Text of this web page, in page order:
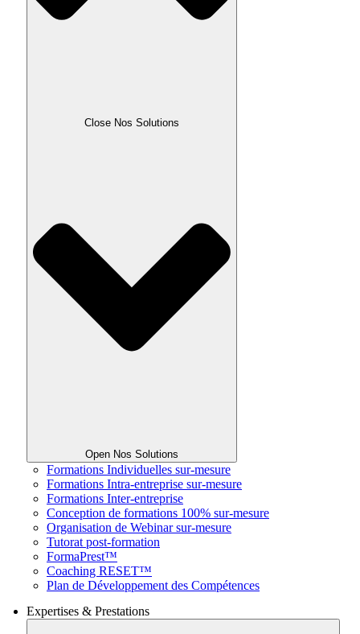
Close Nos Solutions
Open Nos Solutions
Formations Individuelles sur-mesure
Formations Intra-entreprise sur-mesure
Formations Inter-entreprise
Conception de formations 100% sur-mesure
Organisation de Webinar sur-mesure
Tutorat post-formation
FormaPrest™
Coaching RESET™
Plan de Développement des Compétences
Expertises & Prestations